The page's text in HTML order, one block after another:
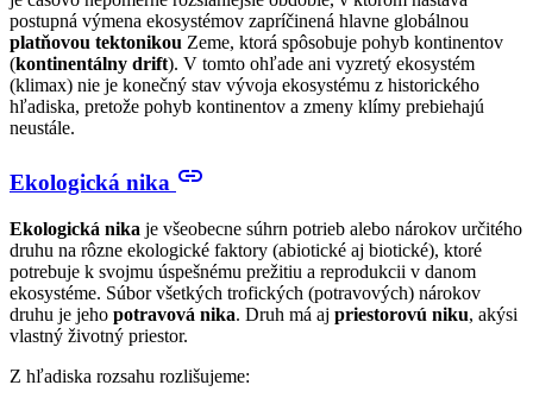
postupná výmena ekosystémov zapríčinená hlavne globálnou
platňovou tektonikou Zeme, ktorá spôsobuje pohyb kontinentov
(kontinentálny drift). V tomto ohľade ani vyzretý ekosystém
(klimax) nie je konečný stav vývoja ekosystému z historického
hľadiska, pretože pohyb kontinentov a zmeny klímy prebiehajú
neustále.
Ekologická nika link
Ekologická nika je všeobecne súhrn potrieb alebo nárokov určitého
druhu na rôzne ekologické faktory (abiotické aj biotické), ktoré
potrebuje k svojmu úspešnému prežitiu a reprodukcii v danom
ekosystéme. Súbor všetkých trofických (potravových) nárokov
druhu je jeho potravová nika. Druh má aj priestorovú niku, akýsi
vlastný životný priestor.
Z hľadiska rozsahu rozlišujeme: